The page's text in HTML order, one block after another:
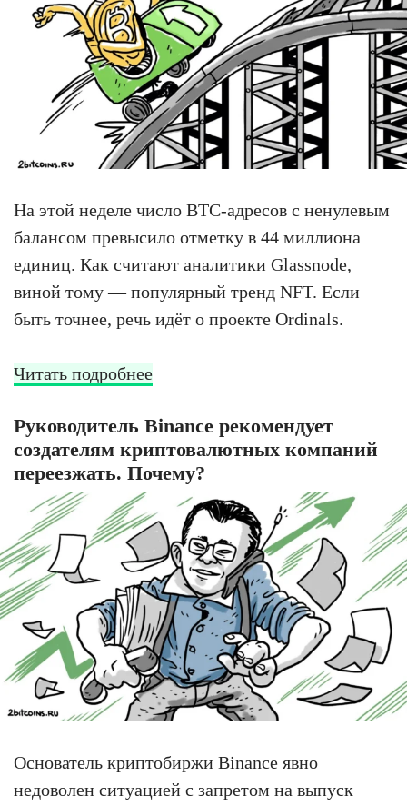
На этой неделе число BTC-адресов с ненулевым
балансом превысило отметку в 44 миллиона
единиц. Как считают аналитики Glassnode,
виной тому — популярный тренд NFT. Если
быть точнее, речь идёт о проекте Ordinals.
Читать подробнее
Руководитель Binance рекомендует
создателям криптовалютных компаний
переезжать. Почему?
Основатель криптобиржи Binance явно
недоволен ситуацией с запретом на выпуск